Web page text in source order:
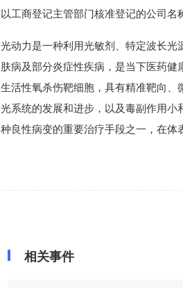
以工商登记主管部门核准登记的公司名
光动力是一种利用光敏剂、特定波长
肤病及部分炎症性疾病，是当下医药
生活性氧杀伤靶细胞，具有精准靶向
光系统的发展和进步，以及毒副作用
种良性病变的重要治疗手段之一，在体
相关事件